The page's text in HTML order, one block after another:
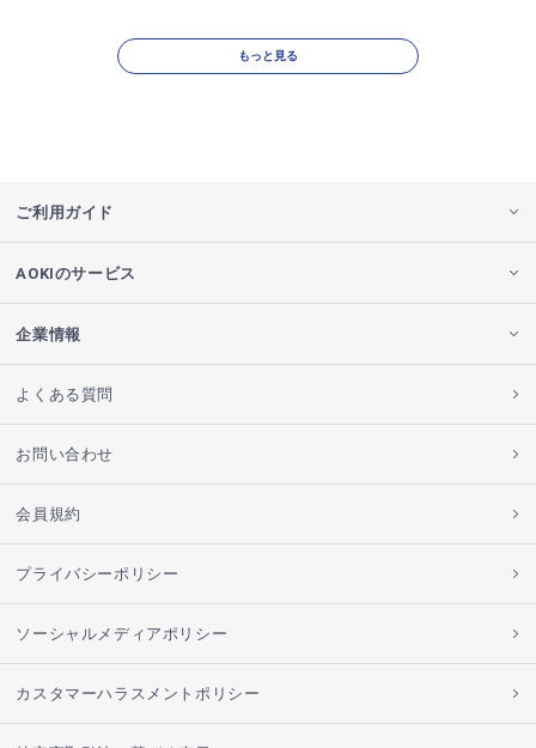
もっと見る
ご利用ガイド
AOKIのサービス
企業情報
よくある質問
お問い合わせ
会員規約
プライバシーポリシー
ソーシャルメディアポリシー
カスタマーハラスメントポリシー